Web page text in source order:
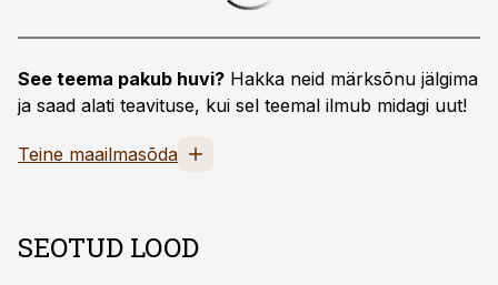
See teema pakub huvi? Hakka neid märksõnu jälgima
ja saad alati teavituse, kui sel teemal ilmub midagi uut!
Teine maailmasõda
SEOTUD LOOD